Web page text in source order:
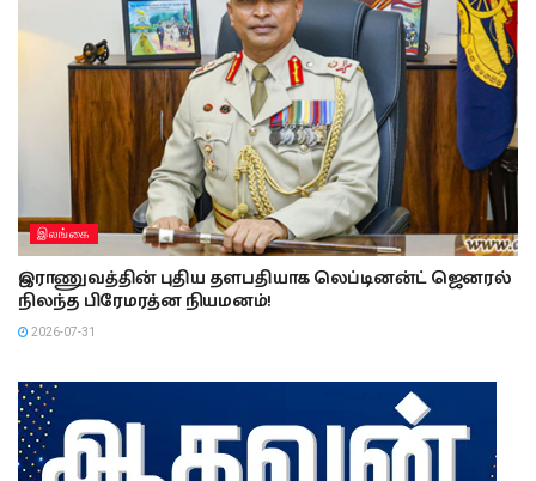
இலங்கை
இராணுவத்தின் புதிய தளபதியாக லெப்டினன்ட் ஜெனரல்
நிலந்த பிரேமரத்ன நியமனம்!
2026-07-31